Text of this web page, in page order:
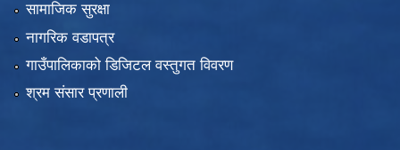
सामाजिक सुरक्षा
नागरिक वडापत्र
गाउँपालिकाको डिजिटल वस्तुगत विवरण
श्रम संसार प्रणाली